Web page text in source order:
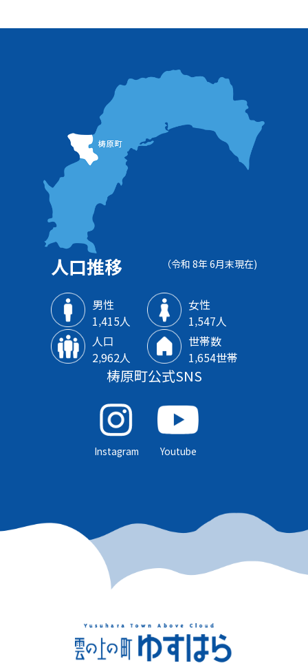
人口推移 （令和 8年 6月末現在)
男性
1‚415人
女性
1‚547人
人口
2‚962人
世帯数
1‚654世帯
梼原町公式SNS
Instagram Youtube